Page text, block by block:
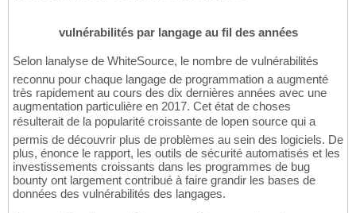
vulnérabilités par langage au fil des années
Selon lanalyse de WhiteSource, le nombre de vulnérabilités
reconnu pour chaque langage de programmation a augmenté
très rapidement au cours des dix dernières années avec une
augmentation particulière en 2017. Cet état de choses
résulterait de la popularité croissante de lopen source qui a
permis de découvrir plus de problèmes au sein des logiciels. De
plus, énonce le rapport, les outils de sécurité automatisés et les
investissements croissants dans les programmes de bug
bounty ont largement contribué à faire grandir les bases de
données des vulnérabilités des langages.